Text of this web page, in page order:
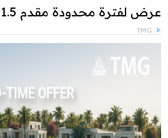
عرض لفترة محدودة مقدم 1.5% و تقسيط علي 15 سنة
TMG